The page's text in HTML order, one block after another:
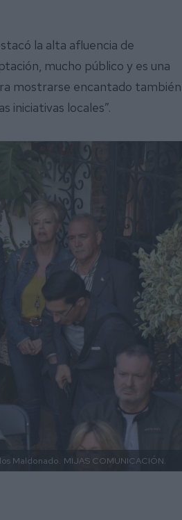
la alta afluencia de
mucho público y es una
mostrarse encantado también
iniciativas locales”.
Maldonado. MIJAS COMUNICACIÓN.